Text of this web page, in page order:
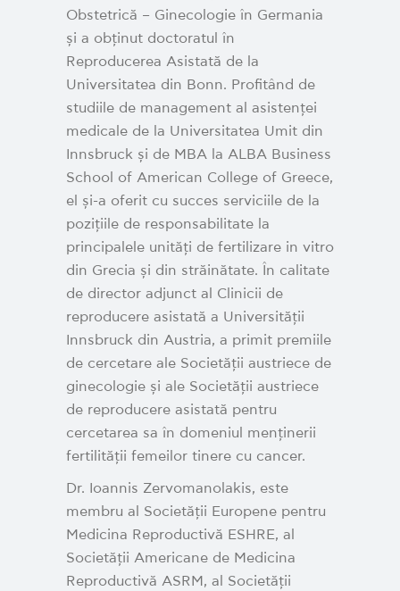
Obstetrică – Ginecologie în Germania
și a obținut doctoratul în
Reproducerea Asistată de la
Universitatea din Bonn. Profitând de
studiile de management al asistenței
medicale de la Universitatea Umit din
Innsbruck și de MBA la ALBA Business
School of American College of Greece,
el și-a oferit cu succes serviciile de la
pozițiile de responsabilitate la
principalele unități de fertilizare in vitro
din Grecia și din străinătate. În calitate
de director adjunct al Clinicii de
reproducere asistată a Universității
Innsbruck din Austria, a primit premiile
de cercetare ale Societății austriece de
ginecologie și ale Societății austriece
de reproducere asistată pentru
cercetarea sa în domeniul menținerii
fertilității femeilor tinere cu cancer.
Dr. Ioannis Zervomanolakis, este
membru al Societății Europene pentru
Medicina Reproductivă ESHRE, al
Societății Americane de Medicina
Reproductivă ASRM, al Societății